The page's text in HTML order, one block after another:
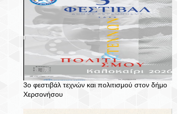
3ο φεστιβάλ τεχνών και πολιτισμού στον δήμο
Χερσονήσου